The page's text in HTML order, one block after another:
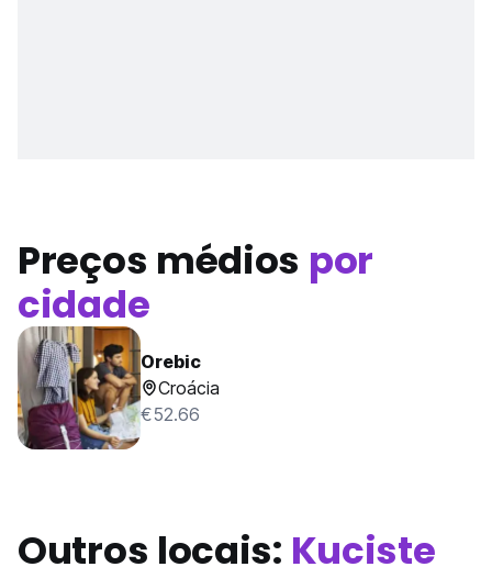
Preços médios por
cidade
Orebic
Croácia
€52.66
Outros locais: Kuciste